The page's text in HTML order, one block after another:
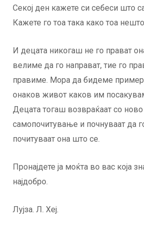
Секој ден кажете си себеси што
Кажете го тоа така како тоа
И децата никогаш не го прават
велиме да го направат, тие го
правиме. Мора да бидеме
онаков живот каков им
Децата тогаш возвраќаат со
самопочитување и почнуваат да
почитуваат она што се.
Пронајдете ја моќта во вас која
најдобро.
Лујза. Л. Хеј.